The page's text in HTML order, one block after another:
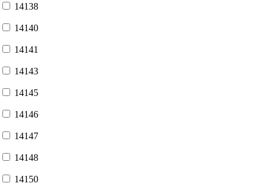
14138
14140
14141
14143
14145
14146
14147
14148
14150